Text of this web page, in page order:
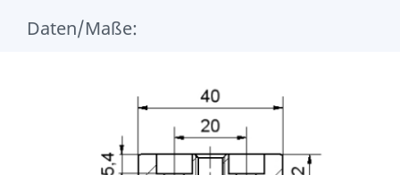
Daten/Maße: